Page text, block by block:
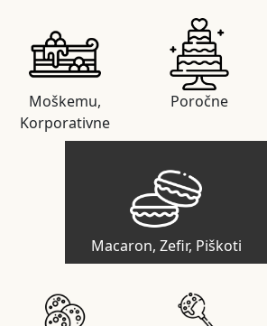
Moškemu,
Korporativne
Poročne
Macaron, Zefir, Piškoti